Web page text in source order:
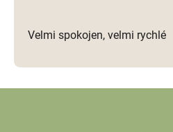
Velmi spokojen, velmi rychlé